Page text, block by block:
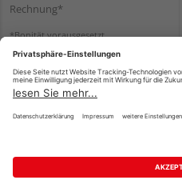
Rechnung*
*Bonität vorausgesetzt
Impressum Datenschutz